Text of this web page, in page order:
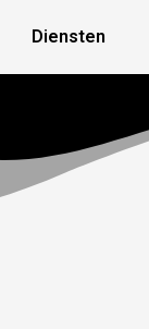
Diensten